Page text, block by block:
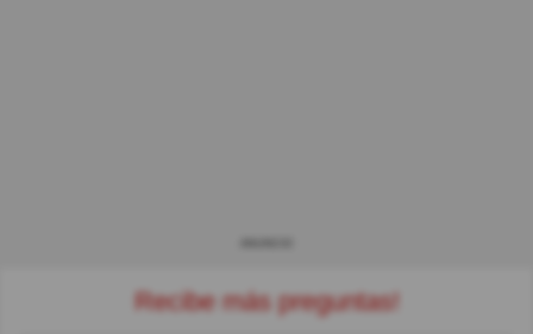
Recibe más preguntas!